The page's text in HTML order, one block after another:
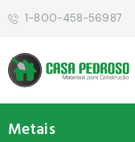
1-800-458-56987
Metais